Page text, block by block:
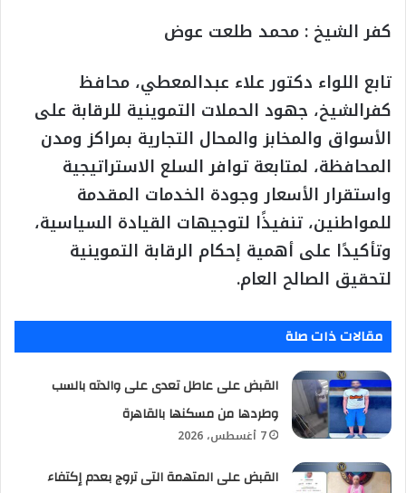
كفر الشيخ : محمد طلعت عوض
تابع اللواء دكتور علاء عبدالمعطي، محافظ
كفرالشيخ، جهود الحملات التموينية للرقابة على
الأسواق والمخابز والمحال التجارية بمراكز ومدن
المحافظة، لمتابعة توافر السلع الاستراتيجية
واستقرار الأسعار وجودة الخدمات المقدمة
للمواطنين، تنفيذًا لتوجيهات القيادة السياسية،
وتأكيدًا على أهمية إحكام الرقابة التموينية
لتحقيق الصالح العام.
مقالات ذات صلة
القبض على عاطل تعدى على والدته بالسب
وطردها من مسكنها بالقاهرة
7 أغسطس، 2026
القبض على المتهمة التى تروج بعدم إكتفاء